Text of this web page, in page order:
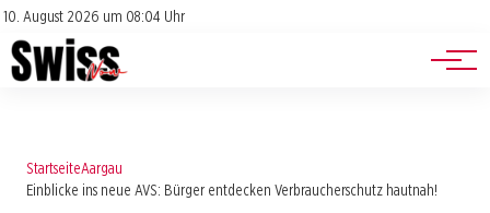
10. August 2026 um 08:04 Uhr
Impressum
Datenschutz
Jobs
Events
StartseiteAargau
Einblicke ins neue AVS: Bürger entdecken Verbraucherschutz hautnah!